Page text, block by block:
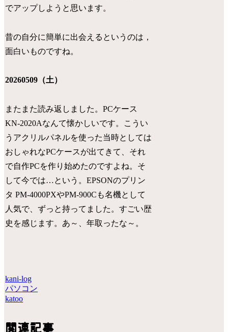
でアップしようと思います。
昔の自分に簡単に出会えるというのは，
面白いものですね。
20260509（土）
またまた読み返しました。PCケース
KN-2020Aなんて懐かしいです。こうい
うアクリルパネルを使った当時としては
おしゃれなPCケースが出てきて、それ
で自作PCを作り始めたのですよね。そ
して今では…という。EPSONのプリン
タ PM-4000PXやPM-900Cも名機として
人気で、ずっと持ってました。すごい歴
史を感じます。あ～、年取ったな～。
kani-log
パソコン
katoo
関連記事